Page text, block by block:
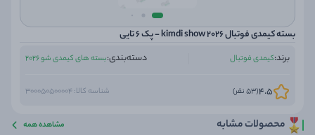
بسته کیمدی فوتبال kimdi show 2026 - پک 6 تایی
برند:کیمدی فوتبال دسته‌بندی:بسته های کیمدی شو 2026
4.5(53 نفر) شناسه کالا: 300050500004
محصولات مشابه مشاهده همه